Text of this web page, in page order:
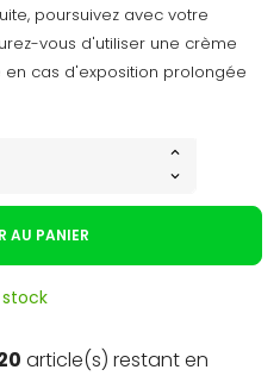
poursuivez avec votre
vous d'utiliser une crème
en cas d'exposition prolongée
AU PANIER
stock
article(s) restant en